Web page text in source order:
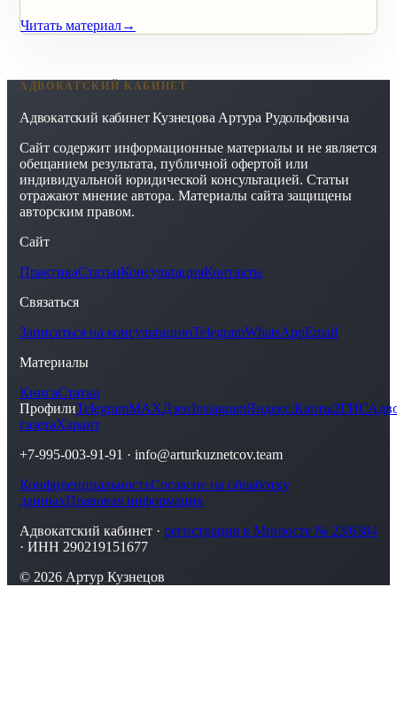
Читать материал→
АДВОКАТСКИЙ КАБИНЕТ
Адвокатский кабинет Кузнецова Артура Рудольфовича
Сайт содержит информационные материалы и не является
обещанием результата, публичной офертой или
индивидуальной юридической консультацией. Статьи
отражают мнение автора. Материалы сайта защищены
авторским правом.
Сайт
ПрактикаСтатьиКонсультацияКонтакты
Связаться
Записаться на консультациюTelegramWhatsAppEmail
Материалы
КнигаСтатьи
ПрофилиTelegramMAXДзенInstagramЯндекс.Карты2ГИС
газетаХарант
+7-995-003-91-91 · info@arturkuznetcov.team
КонфиденциальностьСогласие на обработку
данныхПравовая информация
Адвокатский кабинет · регистрация в Минюсте № 23/6384
· ИНН 290219151677
© 2026 Артур Кузнецов